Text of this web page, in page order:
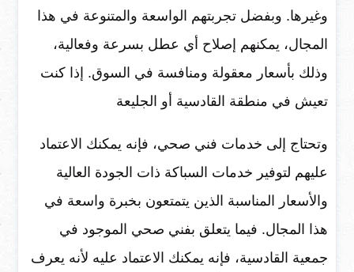
وغيرها. وبفضل تجربتهم الواسعة والمتنوعة في هذا
المجال، يمكنهم إصلاح أي عطل بسرعة وفعالية،
وذلك بأسعار معقولة ومنافسة في السوق. إذا كنت
تعيش في منطقة القادسية أو الجليعة
وتحتاج إلى خدمات فني صحي، فإنه يمكنك الاعتماد
عليهم لتوفير خدمات السباكة ذات الجودة العالية
والأسعار المناسبة الذين يتمتعون بخبرة واسعة في
هذا المجال. فيما يتعلق بفني صحي الموجود في
جمعية القادسية، فإنه يمكنك الاعتماد عليه لأنه يعرف